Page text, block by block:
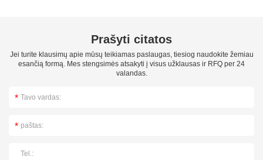
Prašyti citatos
Jei turite klausimų apie mūsų teikiamas paslaugas, tiesiog naudokite žemiau
esančią formą. Mes stengsimės atsakyti į visus užklausas ir RFQ per 24
valandas.